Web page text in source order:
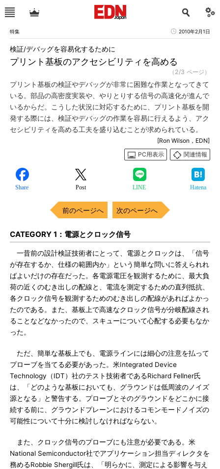
特集 2010年2月1日
プリント基板のアクセシビリティを高める
検証/デバッグを容易化するために
（2/3 ページ）
プリント基板の検証やデバッグが非常に困難な作業となってきて
いる。部品の高密度実装や、やりとりする信号の高速化が進んで
いるからだ。こうした状況に対応するために、プリント基板を開
発する際には、検証やデバッグの作業を容易に行えるよう、アク
セシビリティを高める工夫を盛り込むことが求められている。
[Ron Wilson，EDN]
PC用表示
関連情報
Share Post LINE Hatena
前のページへ 次のページへ
CATEGORY 1：電源とクロック信号
一昔前の設計検証技術者にとって、電源とクロックは、「信号
が存在するか、仕様の範囲内か」という簡単な問いに答えられれ
ばよいだけの存在だった。各電源電圧を観測するために、最大負
荷の近くのむき出しの配線と、電流を測定するための直列抵抗、
各クロック信号を観測するためのむき出しの配線があればよかっ
たのである。また、基板上で高速なクロック信号が分岐配線され
ることなどなかったので、スキューについて心配する必要もなか
った。
ただ、簡単な基板上でも、電源ラインには細心の注意を払って
プローブを当てる必要があった。米Integrated Device
Technology（IDT）社のテスト技術者であるRichard Fellner氏
は、「どのような基板においても、グラウンドは低周波のノイズ
源となる」と警告する。プローブとそのグラウンドをどこかに接
続する前に、グラウンドプレーンにおけるコモンモードノイズの
可能性について十分に検討しなければならない。
また、クロック信号のプローブにも注意が必要である。米
National Semiconductor社でアプリケーション担当ディレクタを
務めるRobbie Shergill氏は、「明らかに、測定による影響を与え